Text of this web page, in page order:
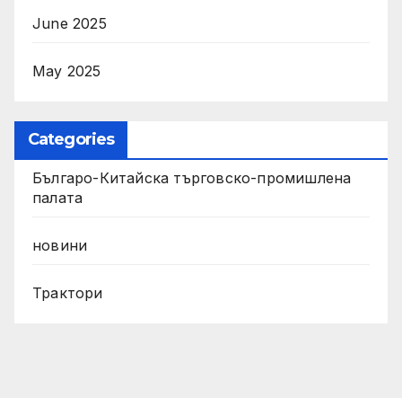
June 2025
May 2025
Categories
Българо-Китайска търговско-промишлена
палата
новини
Трактори